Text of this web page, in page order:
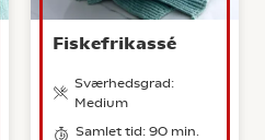
Fiskefrikassé
Sværhedsgrad:
Medium
Samlet tid: 90 min.